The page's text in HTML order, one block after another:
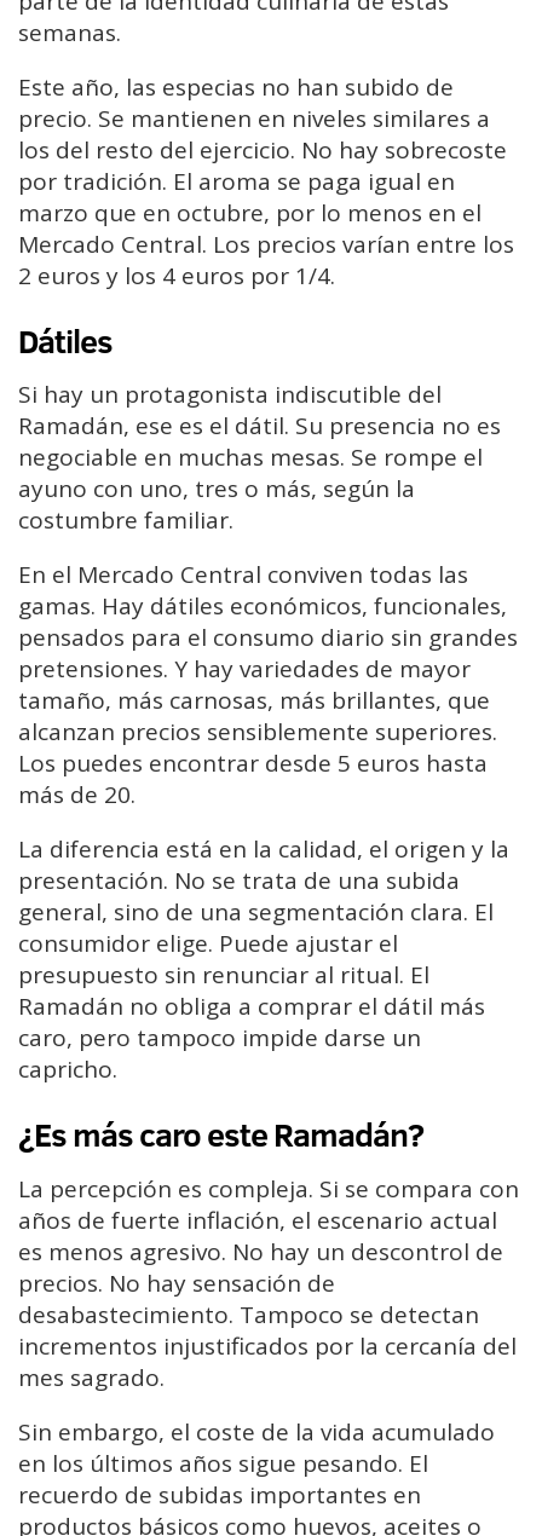
semanas.
Este año, las especias no han subido de
precio. Se mantienen en niveles similares a
los del resto del ejercicio. No hay sobrecoste
por tradición. El aroma se paga igual en
marzo que en octubre, por lo menos en el
Mercado Central. Los precios varían entre los
2 euros y los 4 euros por 1/4.
Dátiles
Si hay un protagonista indiscutible del
Ramadán, ese es el dátil. Su presencia no es
negociable en muchas mesas. Se rompe el
ayuno con uno, tres o más, según la
costumbre familiar.
En el Mercado Central conviven todas las
gamas. Hay dátiles económicos, funcionales,
pensados para el consumo diario sin grandes
pretensiones. Y hay variedades de mayor
tamaño, más carnosas, más brillantes, que
alcanzan precios sensiblemente superiores.
Los puedes encontrar desde 5 euros hasta
más de 20.
La diferencia está en la calidad, el origen y la
presentación. No se trata de una subida
general, sino de una segmentación clara. El
consumidor elige. Puede ajustar el
presupuesto sin renunciar al ritual. El
Ramadán no obliga a comprar el dátil más
caro, pero tampoco impide darse un
capricho.
¿Es más caro este Ramadán?
La percepción es compleja. Si se compara con
años de fuerte inflación, el escenario actual
es menos agresivo. No hay un descontrol de
precios. No hay sensación de
desabastecimiento. Tampoco se detectan
incrementos injustificados por la cercanía del
mes sagrado.
Sin embargo, el coste de la vida acumulado
en los últimos años sigue pesando. El
recuerdo de subidas importantes en
productos básicos como huevos, aceites o